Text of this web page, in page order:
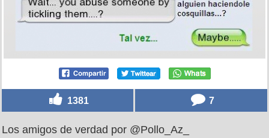
1381 7
Los amigos de verdad por @Pollo_Az_